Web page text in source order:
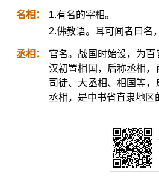
名相：
1.有名的宰相。
2.佛教语。耳可闻者曰名
丞相：
官名。战国时始设，为
汉初置相国，后称丞相
司徒、大丞相、相国等
丞相，是中书省直隶地